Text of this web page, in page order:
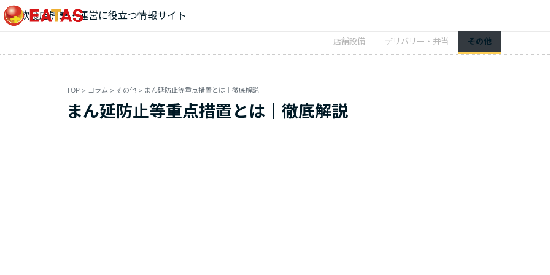
飲食店開業・運営に役立つ情報サイト
店舗設備 デリバリー・弁当 その他
TOP > コラム > その他 > まん延防止等重点措置とは｜徹底解説
まん延防止等重点措置とは｜徹底解説